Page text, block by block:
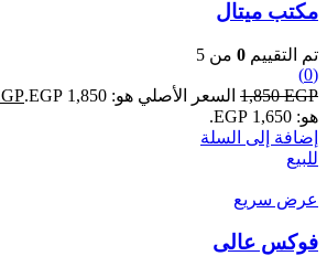
مكتب ميتال
تم التقييم 0 من 5
(0)
1,850EGP السعر الأصلي هو: 1,850 EGP.
هو: 1,650 EGP.
إضافة إلى السلة
للبيع
عرض سريع
فوكس عالى